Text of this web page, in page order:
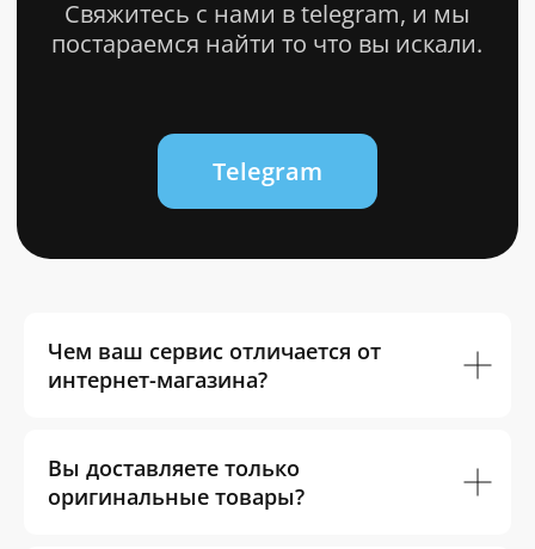
0
Чем ваш сервис отличается от
интернет-магазина?
Вы доставляете только
оригинальные товары?